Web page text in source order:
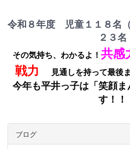
令和８年度 児童１１８名
２３名
その気持ち、わかるよ！ 共感
戦力
見通しを持って最後
今年も平井っ子は「笑顔
す！！
ブログ